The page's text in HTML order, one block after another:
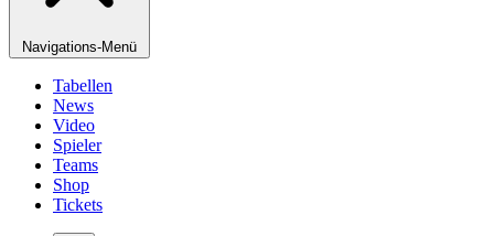
Navigations-Menü
Tabellen
News
Video
Spieler
Teams
Shop
Tickets